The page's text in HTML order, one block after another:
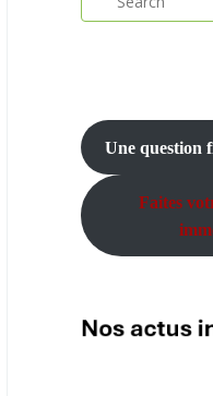
Une question
Faites